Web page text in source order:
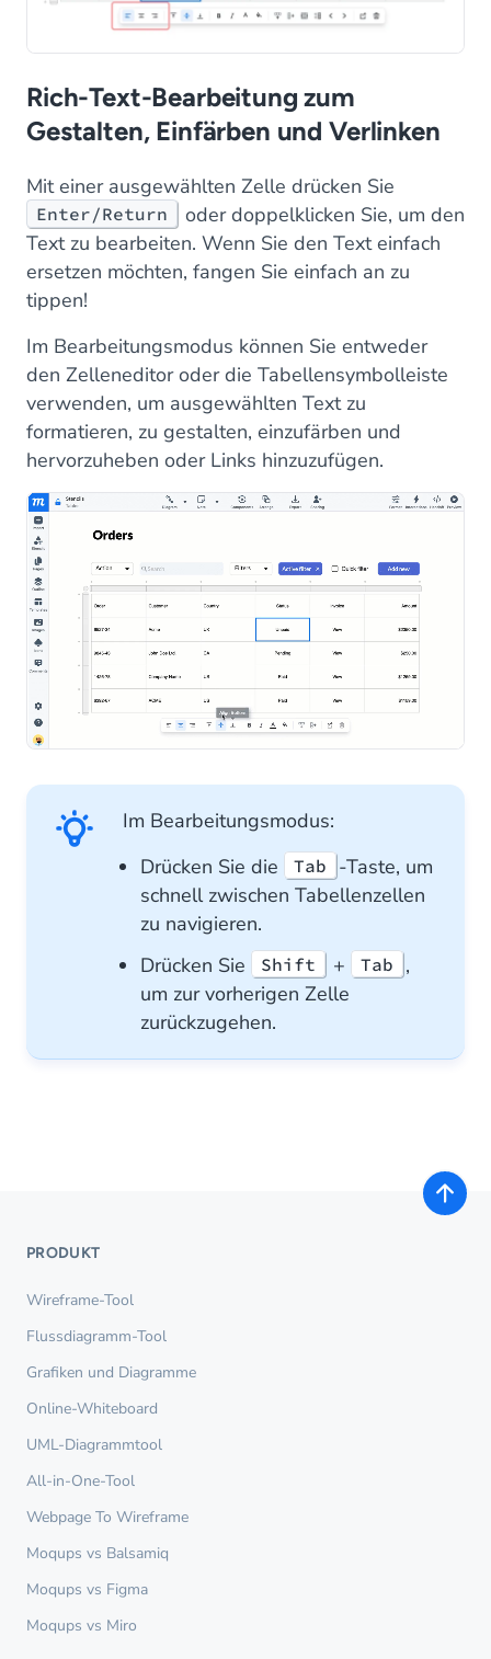
Rich-Text-Bearbeitung zum
Gestalten, Einfärben und Verlinken
Mit einer ausgewählten Zelle drücken Sie
Enter/Return
oder doppelklicken Sie, um den
Text zu bearbeiten. Wenn Sie den Text einfach
ersetzen möchten, fangen Sie einfach an zu
tippen!
Im Bearbeitungsmodus können Sie entweder
den Zelleneditor oder die Tabellensymbolleiste
verwenden, um ausgewählten Text zu
formatieren, zu gestalten, einzufärben und
hervorzuheben oder Links hinzuzufügen.
Im Bearbeitungsmodus:
Drücken Sie die
Tab
-Taste, um
schnell zwischen Tabellenzellen
zu navigieren.
Drücken Sie
Shift + Tab
,
um zur vorherigen Zelle
zurückzugehen.
PRODUKT
Wireframe-Tool
Flussdiagramm-Tool
Grafiken und Diagramme
Online-Whiteboard
UML-Diagrammtool
All-in-One-Tool
Webpage To Wireframe
Moqups vs Balsamiq
Moqups vs Figma
Moqups vs Miro